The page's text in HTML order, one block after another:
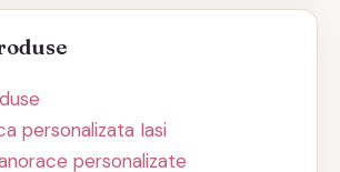
personalizata Iasi
personalizate